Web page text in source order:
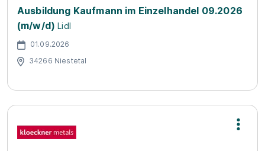
Ausbildung Kaufmann im Einzelhandel 09.2026
(m/w/d) Lidl
01.09.2026
34266 Niestetal